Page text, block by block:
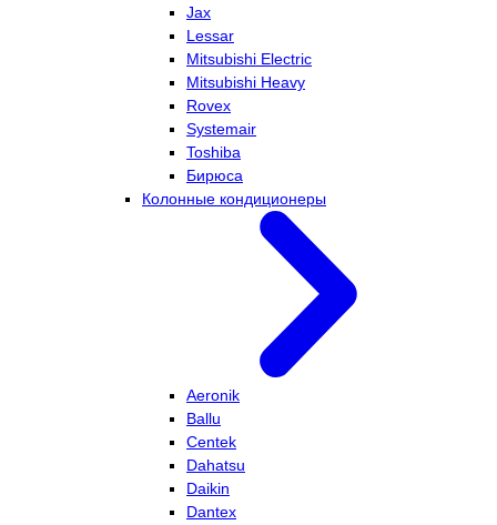
Jax
Lessar
Mitsubishi Electric
Mitsubishi Heavy
Rovex
Systemair
Toshiba
Бирюса
Колонные кондиционеры
Aeronik
Ballu
Centek
Dahatsu
Daikin
Dantex